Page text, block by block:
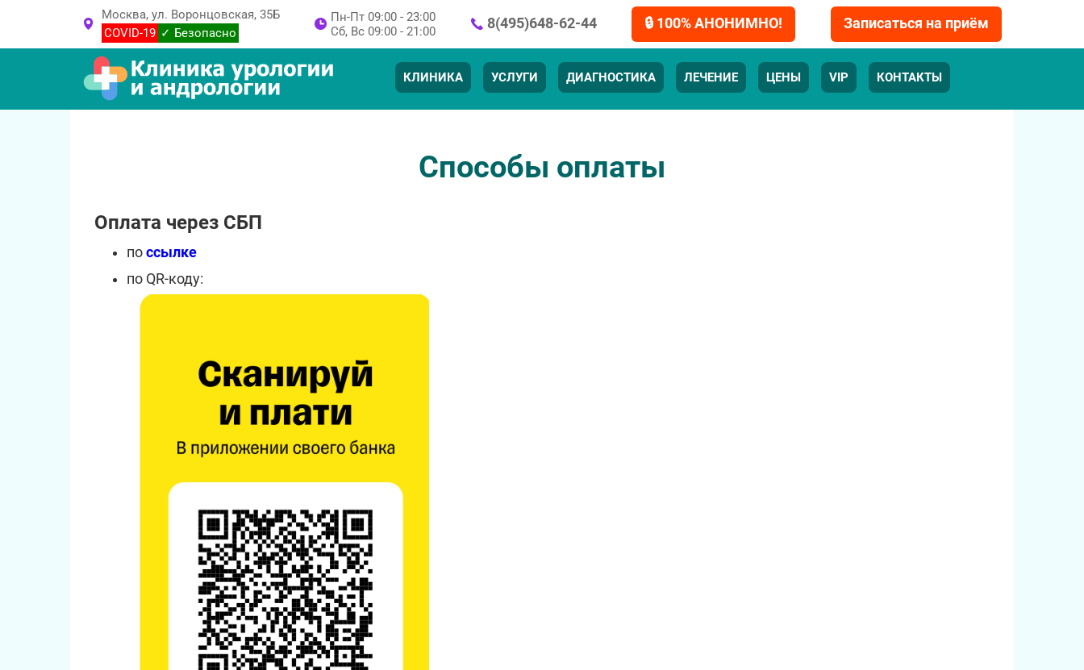
Москва, ул. Воронцовская, 35Б
COVID-19 ✓ Безопасно
Пн-Пт 09:00 - 23:00
Cб, Вс 09:00 - 21:00
8(495)648-62-44 🔒 100% АНОНИМНО! Записаться на приём
КЛИНИКА УСЛУГИ ДИАГНОСТИКА ЛЕЧЕНИЕ ЦЕНЫ VIP КОНТАКТЫ
Способы оплаты
Оплата через СБП
поссылке
по QR-коду: